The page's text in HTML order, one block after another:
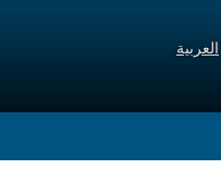
العربية